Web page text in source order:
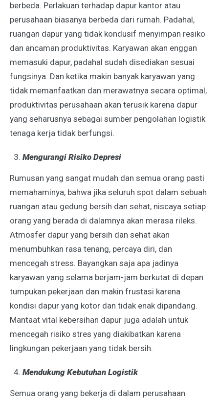
berbeda. Perlakuan terhadap dapur kantor atau
perusahaan biasanya berbeda dari rumah. Padahal,
ruangan dapur yang tidak kondusif menyimpan resiko
dan ancaman produktivitas. Karyawan akan enggan
memasuki dapur, padahal sudah disediakan sesuai
fungsinya. Dan ketika makin banyak karyawan yang
tidak memanfaatkan dan merawatnya secara optimal,
produktivitas perusahaan akan terusik karena dapur
yang seharusnya sebagai sumber pengolahan logistik
tenaga kerja tidak berfungsi.
Mengurangi Risiko Depresi
Rumusan yang sangat mudah dan semua orang pasti
memahaminya, bahwa jika seluruh spot dalam sebuah
ruangan atau gedung bersih dan sehat, niscaya setiap
orang yang berada di dalamnya akan merasa rileks.
Atmosfer dapur yang bersih dan sehat akan
menumbuhkan rasa tenang, percaya diri, dan
mencegah stress. Bayangkan saja apa jadinya
karyawan yang selama berjam-jam berkutat di depan
tumpukan pekerjaan dan makin frustasi karena
kondisi dapur yang kotor dan tidak enak dipandang.
Mantaat vital kebersihan dapur juga adalah untuk
mencegah risiko stres yang diakibatkan karena
lingkungan pekerjaan yang tidak bersih.
Mendukung Kebutuhan Logistik
Semua orang yang bekerja di dalam perusahaan